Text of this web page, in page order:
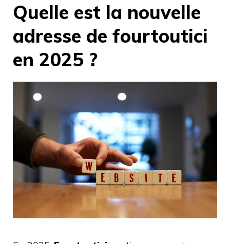
Quelle est la nouvelle
adresse de fourtoutici
en 2025 ?